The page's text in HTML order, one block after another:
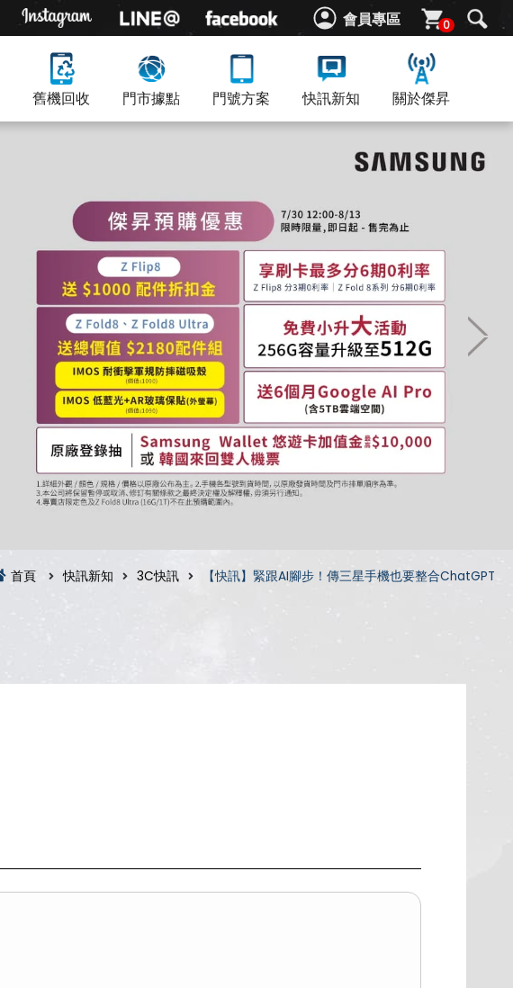
會員專區 0
舊機回收 門市據點 門號方案 快訊新知 關於傑昇
首頁 快訊新知 3C快訊 【快訊】緊跟AI腳步！傳三星手機也要整合ChatGPT